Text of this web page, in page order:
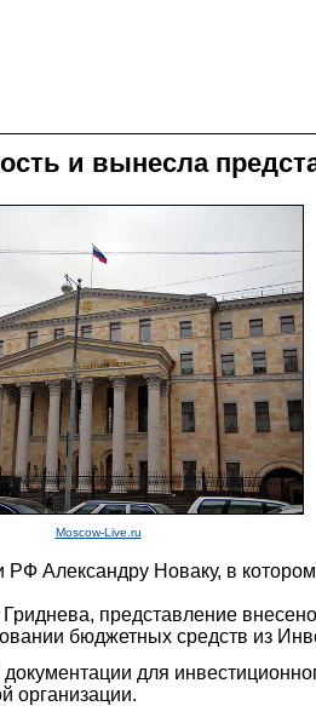
и вынесла
Moscow-Live.ru
Александру Новаку, в
представление
бюджетных средств из
документации для
организации.